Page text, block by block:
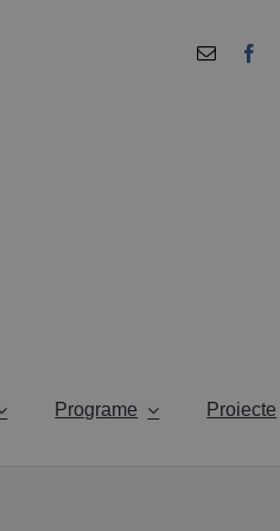
Programe Proiecte